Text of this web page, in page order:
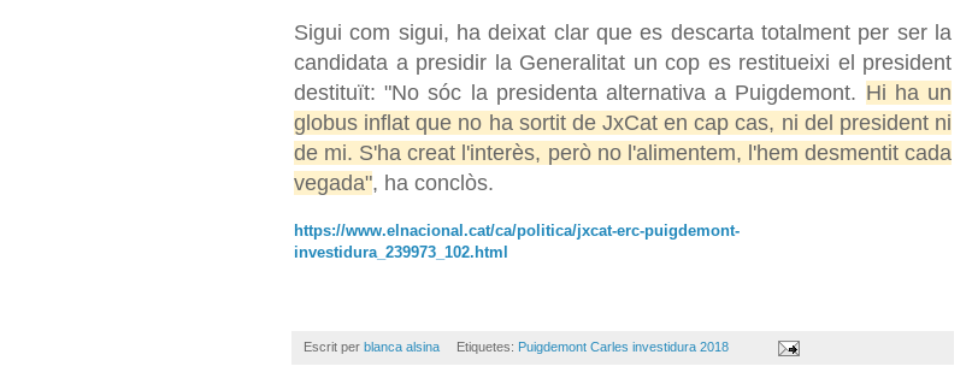
Sigui com sigui, ha deixat clar que es descarta totalment per ser la
candidata a presidir la Generalitat un cop es restitueixi el president
destituït: "No sóc la presidenta alternativa a Puigdemont. Hi ha un
globus inflat que no ha sortit de JxCat en cap cas, ni del president ni
de mi. S'ha creat l'interès, però no l'alimentem, l'hem desmentit cada
vegada", ha conclòs.
https://www.elnacional.cat/ca/politica/jxcat-erc-puigdemont-
investidura_239973_102.html
Escrit per blanca alsina Etiquetes: Puigdemont Carles investidura 2018